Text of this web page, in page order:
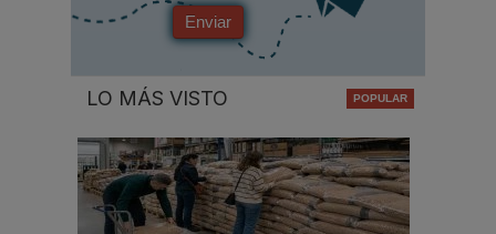
Enviar
LO MÁS VISTO